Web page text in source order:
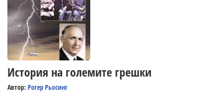
История на големите грешки
Автор: Рогер Рьосинг